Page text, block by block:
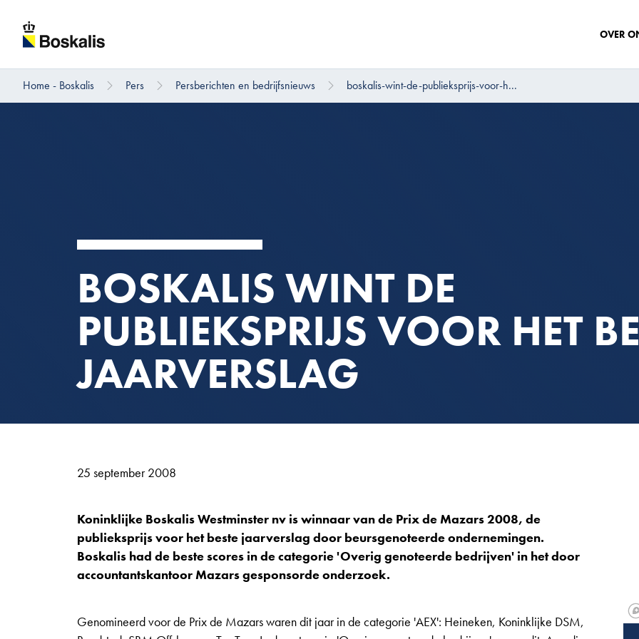
OVER
Home - Boskalis Pers Persberichten en bedrijfsnieuws boskalis-wint-de-publieksprijs-voor-h...
BOSKALIS WINT DE
PUBLIEKSPRIJS VOOR HET
JAARVERSLAG
25 september 2008
Koninklijke Boskalis Westminster nv is winnaar van de Prix de Mazars 2008, de
publieksprijs voor het beste jaarverslag door beursgenoteerde ondernemingen.
Boskalis had de beste scores in de categorie 'Overig genoteerde bedrijven' in het door
accountantskantoor Mazars gesponsorde onderzoek.
Genomineerd voor de Prix de Mazars waren dit jaar in de categorie 'AEX': Heineken, Koninklijke DSM,